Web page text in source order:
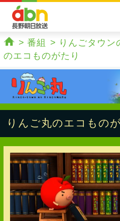
ホーム
番組 りんごタウン
のエコものがたり
りんご丸のエコもの